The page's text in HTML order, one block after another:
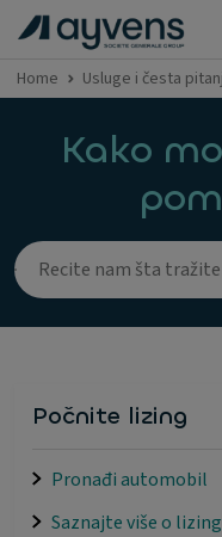
Home Usluge i česta
Kako
Počnite lizing
Pronađi automobil
Saznajte više o